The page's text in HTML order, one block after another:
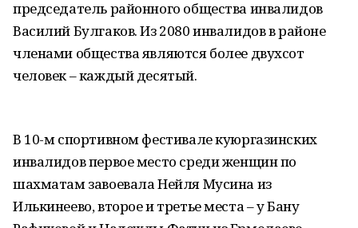
председатель районного общества инвалидов
Василий Булгаков. Из 2080 инвалидов в районе
членами общества являются более двухсот
человек – каждый десятый.
В 10-м спортивном фестивале куюргазинских
инвалидов первое место среди женщин по
шахматам завоевала Нейля Мусина из
Илькинеево, второе и третье места – у Бану